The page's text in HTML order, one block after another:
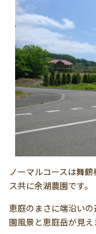
ノーマルコースは舞
ス共に余湖農園です。
恵庭のまさに端沿い
園風景と恵庭岳が見え